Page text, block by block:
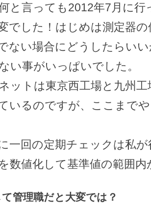
と言っても2012年7月に行
でした！はじめは測定器
ない場合にどうしたらい
い事がいっぱいでした。
ットは東京西工場と九州
いるのですが、ここまで
一回の定期チェックは私
数値化して基準値の範囲
管理職だと大変では？